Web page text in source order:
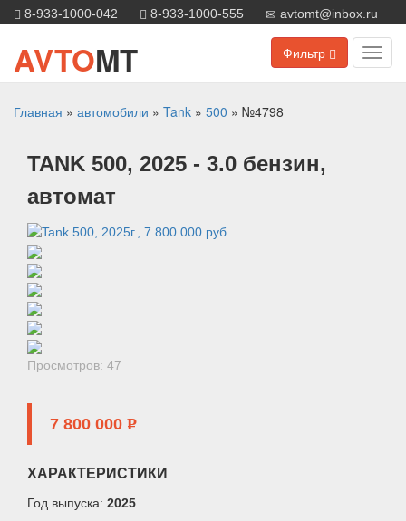
8-933-1000-042 8-933-1000-555 avtomt@inbox.ru
Фильтр
AVTOMT
Главная » автомобили » Tank » 500 » №4798
TANK 500, 2025 - 3.0 бензин,
автомат
Просмотров: 47
7 800 000 P
ХАРАКТЕРИСТИКИ
Год выпуска: 2025